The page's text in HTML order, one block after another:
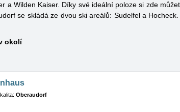
a Wilden Kaiser. Díky své ideální poloze si zde
se skládá ze dvou ski areálů: Sudelfel a
okolí
Oberaudorf